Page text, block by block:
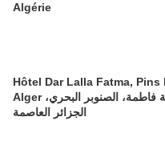
Algérie
Hôtel Dar Lalla Fatma, Pins
Alger فندق دار لالة فاطمة، الصنوبر البحري،
الجزائر العاصمة